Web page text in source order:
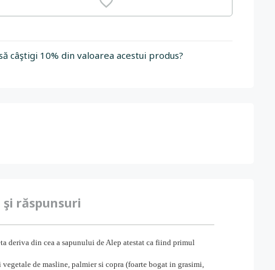
câştigi 10% din valoarea acestui produs?
răspunsuri
deriva din cea a sapunului de Alep atestat ca fiind primul
de masline, palmier si copra (foarte bogat in grasimi,